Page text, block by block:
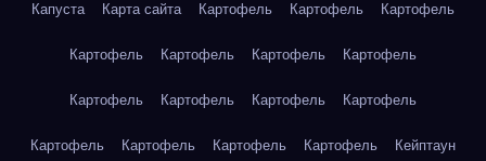
Капуста Карта сайта Картофель Картофель Картофель
Картофель Картофель Картофель Картофель
Картофель Картофель Картофель Картофель
Картофель Картофель Картофель Картофель Кейптаун